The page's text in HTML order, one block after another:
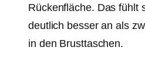
Rückenfläche. Das fühlt
deutlich besser an als
in den Brusttaschen.